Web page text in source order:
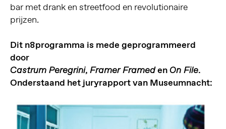
bar met drank en streetfood en revolutionaire
prijzen.
Dit n8programma is mede geprogrammeerd
door
Castrum Peregrini, Framer FramedenOn File.
Onderstaand het juryrapport van Museumnacht: